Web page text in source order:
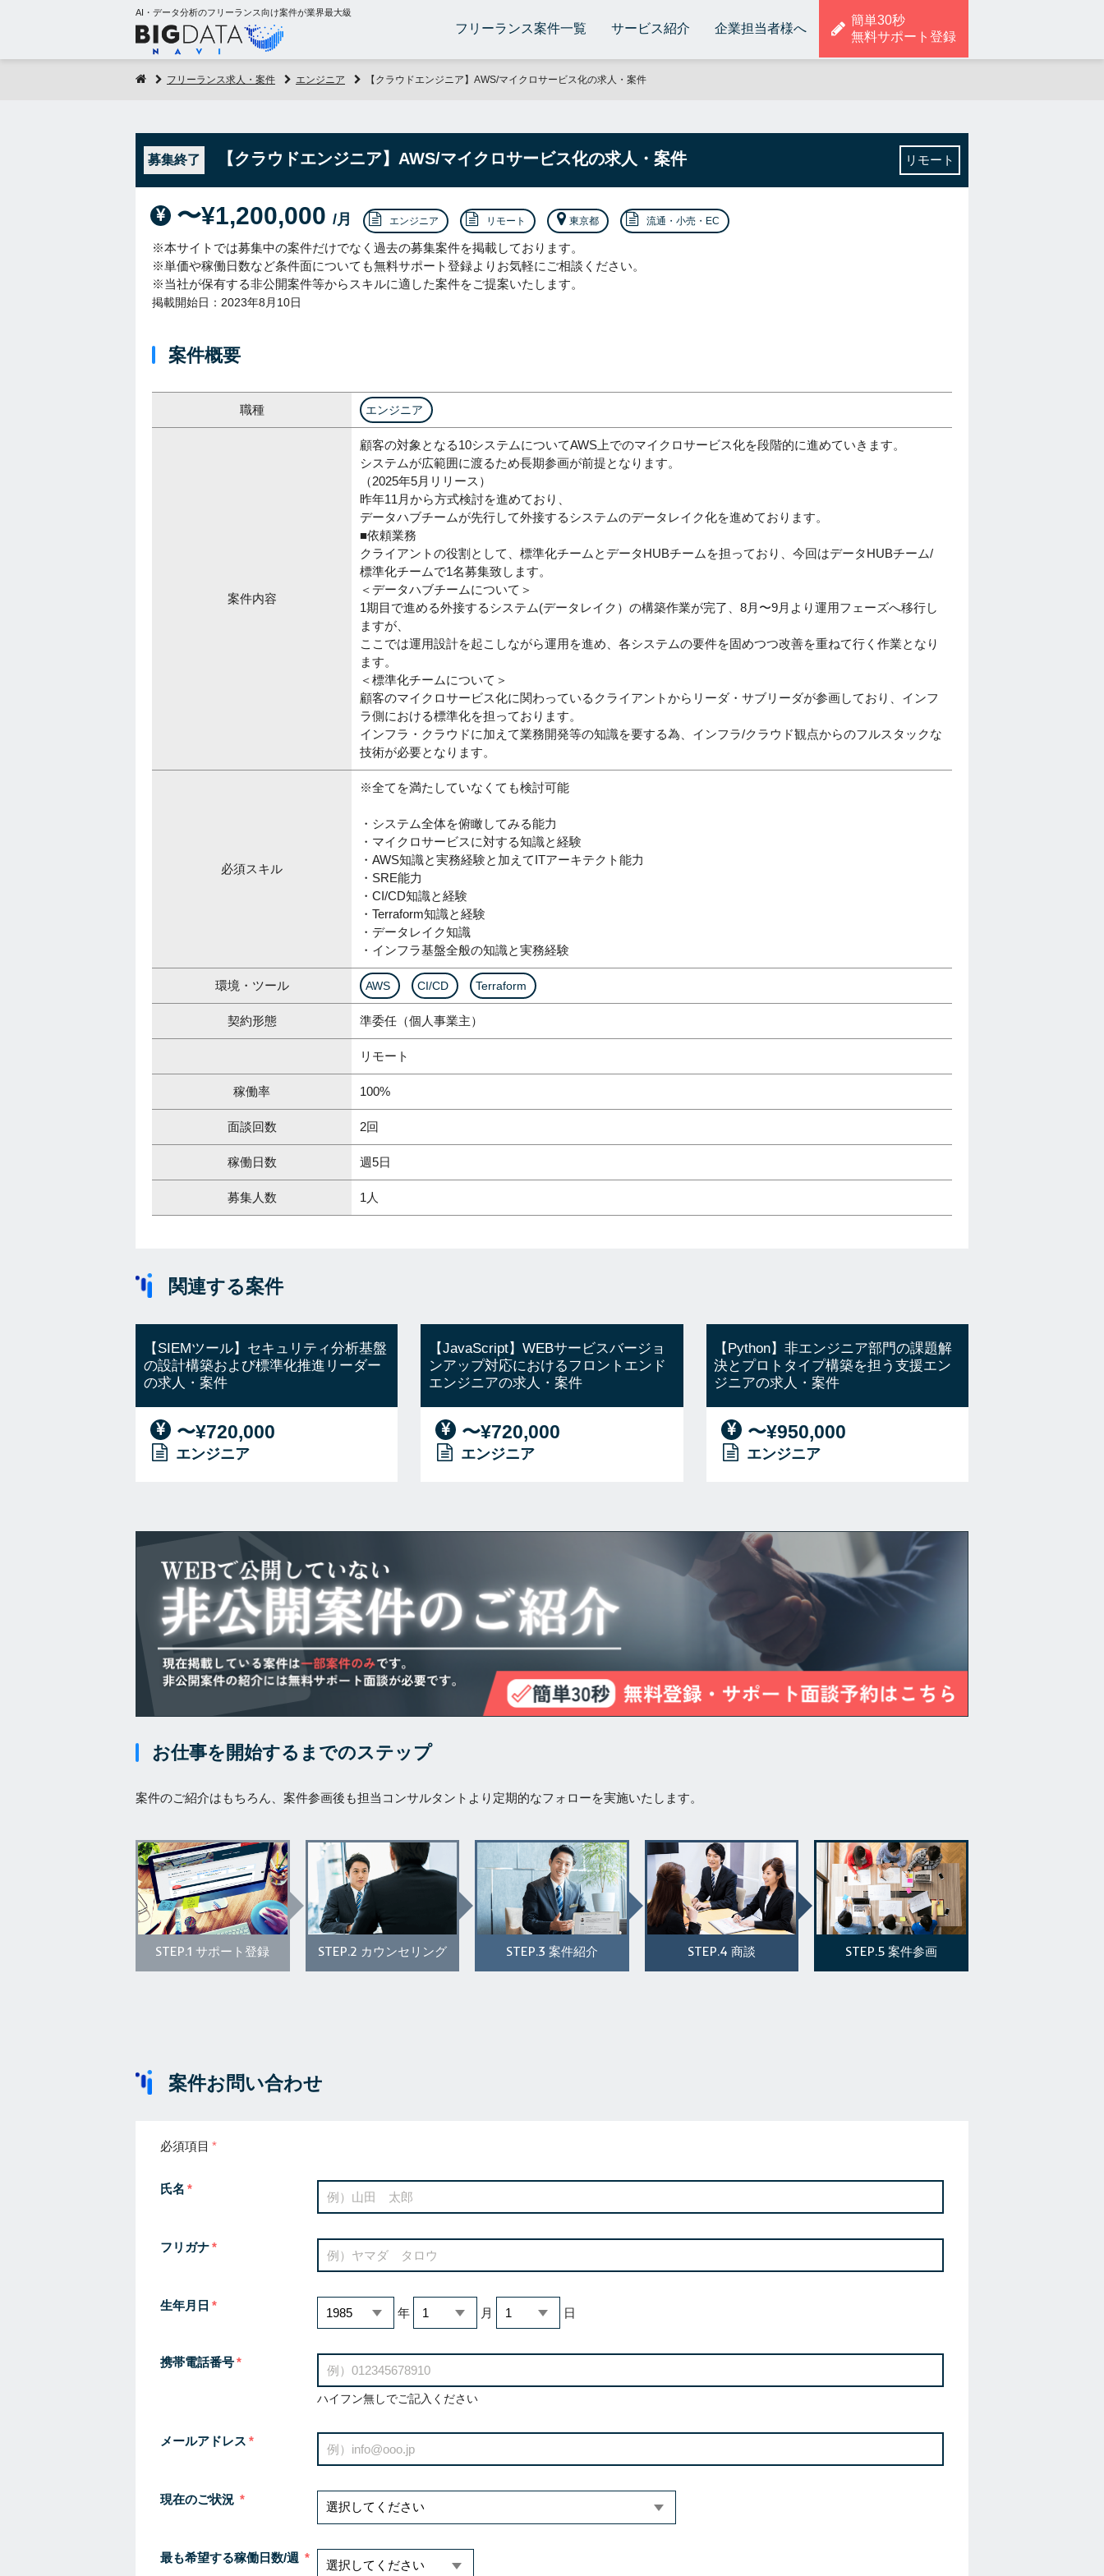
AI・データ分析のフリーランス向け案件が業界最大級
フリーランス案件一覧 サービス紹介 企業担当者様へ
簡単30秒
無料サポート登録
フリーランス求人・案件 エンジニア 【クラウドエンジニア】AWS/マイクロサービス化の求人・案件
募集終了 【クラウドエンジニア】AWS/マイクロサービス化の求人・案件 リモート
〜¥1,200,000 /月 エンジニア リモート 東京都 流通・小売・EC
※本サイトでは募集中の案件だけでなく過去の募集案件を掲載しております。
※単価や稼働日数など条件面についても無料サポート登録よりお気軽にご相談ください。
※当社が保有する非公開案件等からスキルに適した案件をご提案いたします。
掲載開始日：2023年8月10日
案件概要
職種 エンジニア
案件内容
顧客の対象となる10システムについてAWS上でのマイクロサービス化を段階的に進めていきます。
システムが広範囲に渡るため長期参画が前提となります。
（2025年5月リリース）
昨年11月から方式検討を進めており、
データハブチームが先行して外接するシステムのデータレイク化を進めております。
■依頼業務
クライアントの役割として、標準化チームとデータHUBチームを担っており、今回はデータHUBチーム/
標準化チームで1名募集致します。
＜データハブチームについて＞
1期目で進める外接するシステム(データレイク）の構築作業が完了、8月〜9月より運用フェーズへ移行し
ますが、
ここでは運用設計を起こしながら運用を進め、各システムの要件を固めつつ改善を重ねて行く作業となり
ます。
＜標準化チームについて＞
顧客のマイクロサービス化に関わっているクライアントからリーダ・サブリーダが参画しており、インフ
ラ側における標準化を担っております。
インフラ・クラウドに加えて業務開発等の知識を要する為、インフラ/クラウド観点からのフルスタックな
技術が必要となります。
必須スキル
※全てを満たしていなくても検討可能
・システム全体を俯瞰してみる能力
・マイクロサービスに対する知識と経験
・AWS知識と実務経験と加えてITアーキテクト能力
・SRE能力
・CI/CD知識と経験
・Terraform知識と経験
・データレイク知識
・インフラ基盤全般の知識と実務経験
環境・ツール AWS CI/CD Terraform
契約形態 準委任（個人事業主）
リモート
稼働率 100%
面談回数 2回
稼働日数 週5日
募集人数 1人
関連する案件
【SIEMツール】セキュリティ分析基盤
の設計構築および標準化推進リーダー
の求人・案件
〜¥720,000
エンジニア
【JavaScript】WEBサービスバージョ
ンアップ対応におけるフロントエンド
エンジニアの求人・案件
〜¥720,000
エンジニア
【Python】非エンジニア部門の課題解
決とプロトタイプ構築を担う支援エン
ジニアの求人・案件
〜¥950,000
エンジニア
お仕事を開始するまでのステップ
案件のご紹介はもちろん、案件参画後も担当コンサルタントより定期的なフォローを実施いたします。
STEP.1 サポート登録 STEP.2 カウンセリング STEP.3 案件紹介 STEP.4 商談 STEP.5 案件参画
案件お問い合わせ
必須項目
氏名
フリガナ
生年月日
年 月 日
携帯電話番号
ハイフン無しでご記入ください
メールアドレス
現在のご状況
最も希望する稼働日数/週